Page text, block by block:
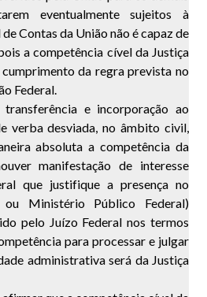
eventualmente sujeitos à
Contas da União não é capaz de
a competência cível da Justiça
da regra prevista no
Federal.
e incorporação ao
verba desviada, no âmbito civil,
absoluta a competência da
manifestação de interesse
que justifique a presença no
ou Ministério Público Federal)
pelo Juízo Federal nos termos
para processar e julgar
administrativa será da Justiça